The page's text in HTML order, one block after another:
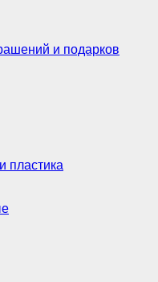
и подарков
пластика